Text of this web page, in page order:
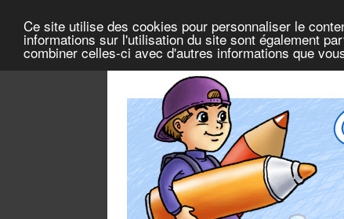
Ce site utilise des cookies pour personnaliser le
informations sur l'utilisation du site sont également
combiner celles-ci avec d'autres informations que